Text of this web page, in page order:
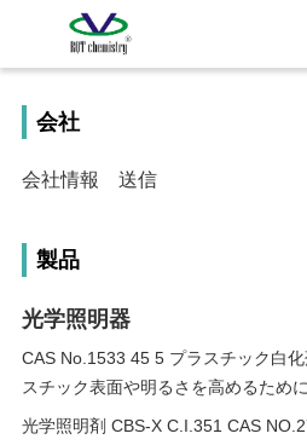
会社
会社情報 送信
製品
光学照明器
CAS No.1533 45 5 プラスチック白
スチック表面や明るさを高めるため
光学照明剤 CBS-X C.I.351 CAS